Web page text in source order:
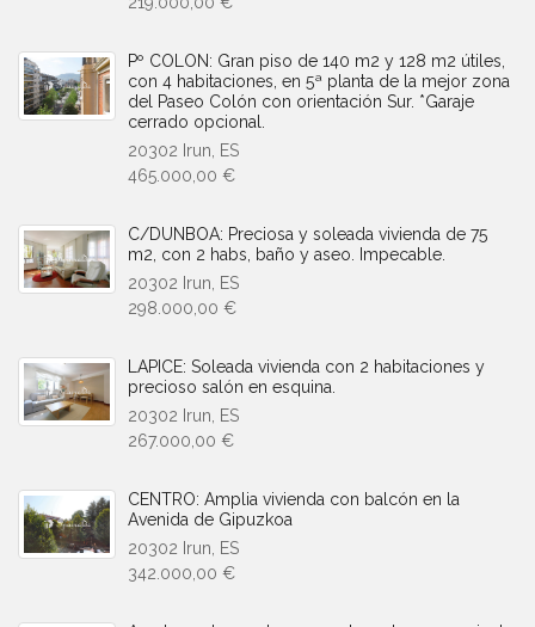
Pº COLON: Gran piso de 140 m2 y 128 m2 útiles,
con 4 habitaciones, en 5ª planta de la mejor zona
del Paseo Colón con orientación Sur. *Garaje
cerrado opcional.
20302 Irun, ES
465.000,00 €
C/DUNBOA: Preciosa y soleada vivienda de 75
m2, con 2 habs, baño y aseo. Impecable.
20302 Irun, ES
298.000,00 €
LAPICE: Soleada vivienda con 2 habitaciones y
precioso salón en esquina.
20302 Irun, ES
267.000,00 €
CENTRO: Amplia vivienda con balcón en la
Avenida de Gipuzkoa
20302 Irun, ES
342.000,00 €